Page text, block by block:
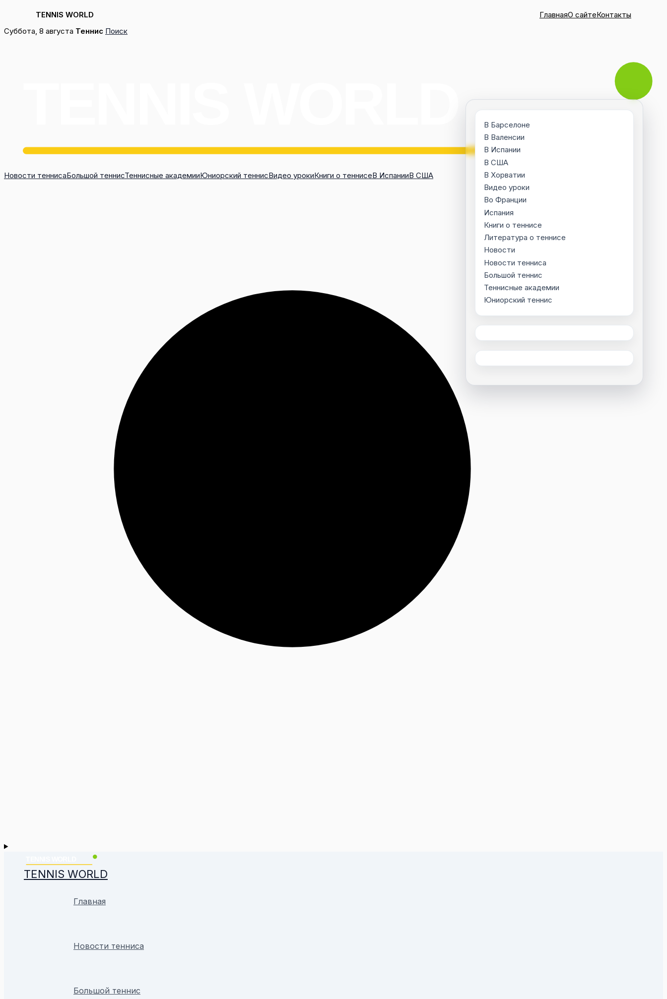
TENNIS WORLD ГлавнаяО сайтеКонтакты
Перейти
Суббота, 8 августа Теннис Поиск
Новости теннисаБольшой теннисТеннисные академииЮниорский теннисВидео урокиКниги о теннисеВ ИспанииВ США
TENNIS WORLD
Главная
Новости тенниса
Большой теннис
В Барселоне
В Валенсии
В Испании
В США
В Хорватии
Видео уроки
Во Франции
Испания
Книги о теннисе
Литература о теннисе
Новости
Новости тенниса
Большой теннис
Теннисные академии
Юниорский теннис